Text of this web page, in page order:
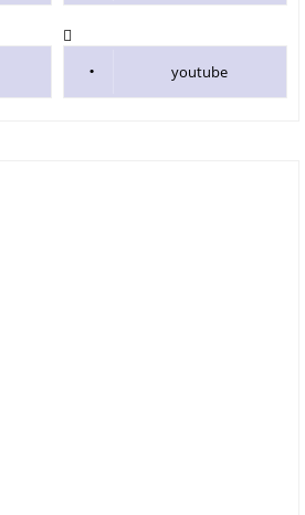
youtube